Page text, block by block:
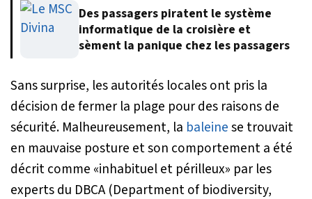
Des passagers piratent le système
informatique de la croisière et
sèment la panique chez les passagers
Sans surprise, les autorités locales ont pris la
décision de fermer la plage pour des raisons de
sécurité. Malheureusement, la baleinese trouvait
en mauvaise posture et son comportement a été
décrit comme «inhabituel et périlleux» par les
experts du DBCA (Department of biodiversity,